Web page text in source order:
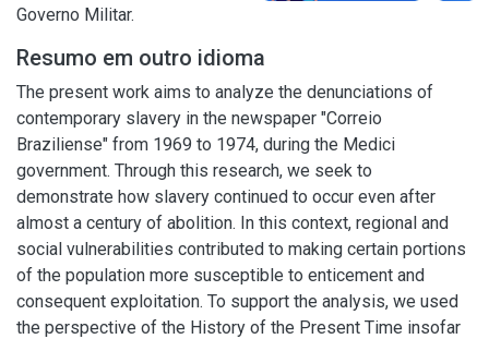
Governo Militar.
Resumo em outro idioma
The present work aims to analyze the denunciations of
contemporary slavery in the newspaper "Correio
Braziliense" from 1969 to 1974, during the Medici
government. Through this research, we seek to
demonstrate how slavery continued to occur even after
almost a century of abolition. In this context, regional and
social vulnerabilities contributed to making certain portions
of the population more susceptible to enticement and
consequent exploitation. To support the analysis, we used
the perspective of the History of the Present Time insofar